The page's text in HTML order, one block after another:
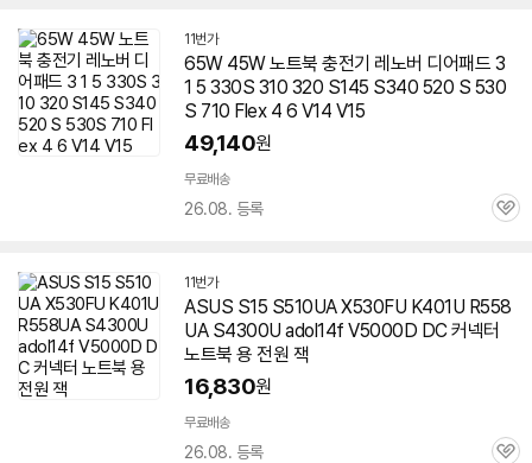
11번가
65W 45W 노트북 충전기 레노버 디어패드 3
1 5 330S 310 320 S145 S340 520 S 530
S 710 Flex 4 6 V14 V15
49,140원
무료배송
26.08. 등록
관
11번가
ASUS S15 S510UA X530FU K401U R558
UA S4300U adol14f V5000D DC 커넥터
노트북 용 전원 잭
16,830원
무료배송
26.08. 등록